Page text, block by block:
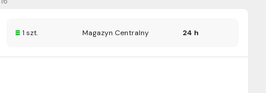
1 szt. Magazyn Centralny 24 h